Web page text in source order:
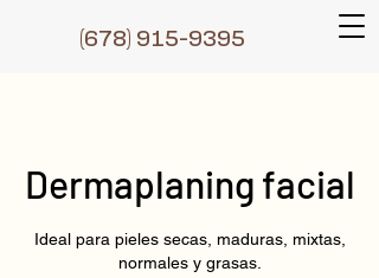
(678) 915-9395
Dermaplaning facial
Ideal para pieles secas, maduras, mixtas,
normales y grasas.